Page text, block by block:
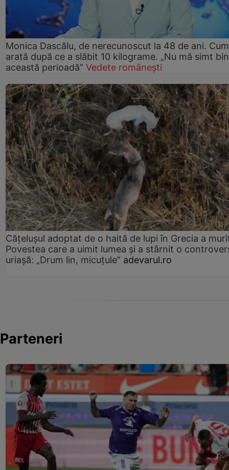
Monica Dascălu, de nerecunoscut la 48 de ani. Cum
arată după ce a slăbit 10 kilograme. „Nu mă simt
această perioadă” Vedete românești
Cățelușul adoptat de o haită de lupi în Grecia a
Povestea care a uimit lumea și a stârnit o
uriașă: „Drum lin, micuțule” adevarul.ro
Parteneri